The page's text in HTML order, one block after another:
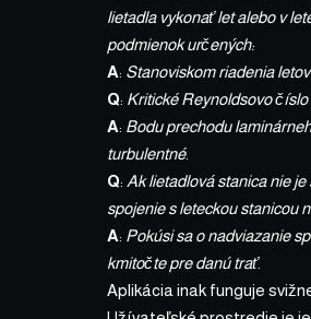
lietadla vykonať let alebo v
podmienok určených:
A: Stanoviskom riadenia
Q: Kritické Reynoldsovo
A: Bodu prechodu
turbulentné.
Q: Ak lietadlová stanica nie
spojenie s leteckou stanicou
A: Pokúsi sa o nadviazanie
kmitočte pre danú trať.
Aplikácia inak funguje